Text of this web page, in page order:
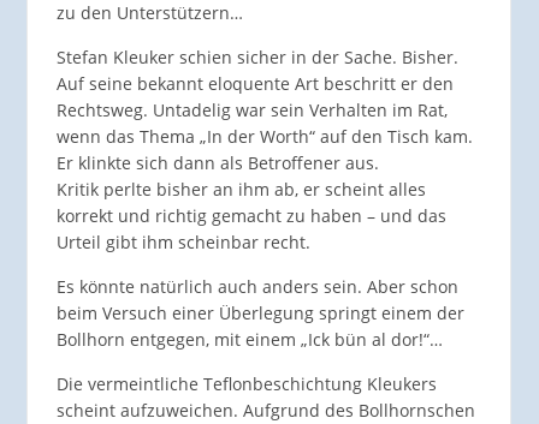
zu den Unterstützern…
Stefan Kleuker schien sicher in der Sache. Bisher.
Auf seine bekannt eloquente Art beschritt er den
Rechtsweg. Untadelig war sein Verhalten im Rat,
wenn das Thema „In der Worth“ auf den Tisch kam.
Er klinkte sich dann als Betroffener aus.
Kritik perlte bisher an ihm ab, er scheint alles
korrekt und richtig gemacht zu haben – und das
Urteil gibt ihm scheinbar recht.
Es könnte natürlich auch anders sein. Aber schon
beim Versuch einer Überlegung springt einem der
Bollhorn entgegen, mit einem „Ick bün al dor!“…
Die vermeintliche Teflonbeschichtung Kleukers
scheint aufzuweichen. Aufgrund des Bollhornschen